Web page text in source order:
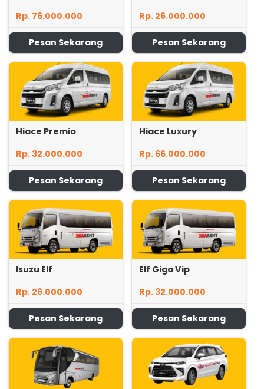
Rp. 76.000.000
Pesan Sekarang
Rp. 26.000.000
Pesan Sekarang
Hiace Premio
Rp. 32.000.000
Pesan Sekarang
Hiace Luxury
Rp. 66.000.000
Pesan Sekarang
Isuzu Elf
Rp. 26.000.000
Pesan Sekarang
Elf Giga Vip
Rp. 32.000.000
Pesan Sekarang